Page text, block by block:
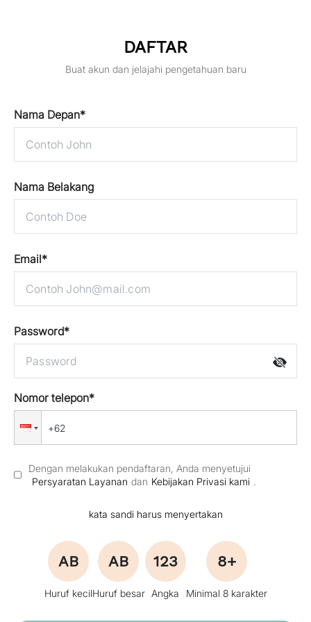
DAFTAR
Buat akun dan jelajahi pengetahuan baru
Nama Depan*
Nama Belakang
Email*
Password*
Nomor telepon*
Dengan melakukan pendaftaran, Anda menyetujui
Persyaratan Layanan dan Kebijakan Privasi kami .
kata sandi harus menyertakan
AB
Huruf kecil
AB
Huruf besar
123
Angka
8+
Minimal 8 karakter